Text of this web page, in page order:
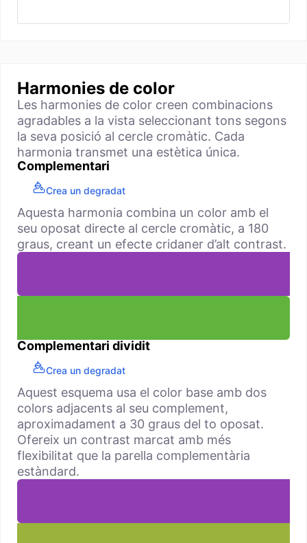
Harmonies de color
Les harmonies de color creen combinacions
agradables a la vista seleccionant tons segons
la seva posició al cercle cromàtic. Cada
harmonia transmet una estètica única.
Complementari
Crea un degradat
Aquesta harmonia combina un color amb el
seu oposat directe al cercle cromàtic, a 180
graus, creant un efecte cridaner d’alt contrast.
Complementari dividit
Crea un degradat
Aquest esquema usa el color base amb dos
colors adjacents al seu complement,
aproximadament a 30 graus del to oposat.
Ofereix un contrast marcat amb més
flexibilitat que la parella complementària
estàndard.